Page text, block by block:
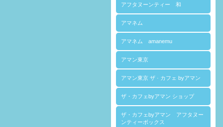
アフタヌーンティー 和
アマネム
アマネム amanemu
アマン東京
アマン東京 ザ · カフェ byアマン
ザ・カフェbyアマン ショップ
ザ・カフェbyアマン アフタヌー
ンティーボックス